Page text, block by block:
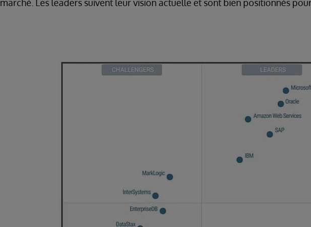
marché. Les leaders suivent leur vision actuelle et sont bien positionnés